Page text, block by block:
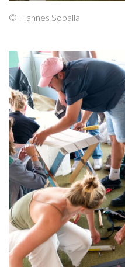
© Hannes Soballa